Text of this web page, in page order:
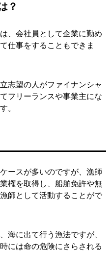
？
、会社員として企業に勤め
仕事をすることもできま
志望の人がファイナンシャ
フリーランスや事業主にな
。
ースが多いのですが、漁師
権を取得し、船舶免許や無
師として活動することがで
海に出て行う漁法ですが、
には命の危険にさらされる